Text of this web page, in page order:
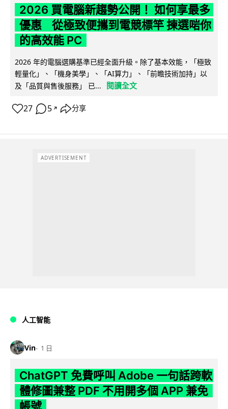
2026 買電腦新趨勢公開！ 如何享最多
優惠 從極致便攜到電競標竿 揀選啱你
的高效能 PC
2026 年的電腦選購基準已經全面升級。除了基本效能，「極致
輕量化」、「機身美學」、「AI算力」、「前瞻技術加持」以
及「品質與售後服務」 已...
閱讀全文
27 5 ↗ 分享
ADVERTISEMENT
人工智能
Vin 1 日
ChatGPT 免費呼叫 Adobe 一句話跨軟
體修圖兼整 PDF 不用開多個 APP 兼免
帳號